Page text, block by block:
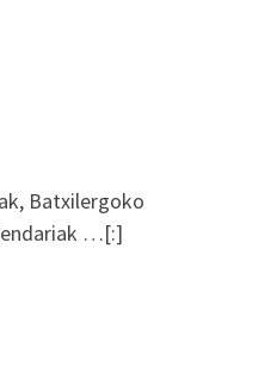
Batxilergoko
…[:]